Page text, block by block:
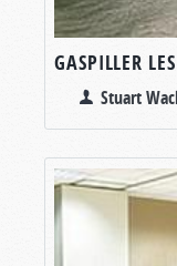
GASPILLER
Stuart